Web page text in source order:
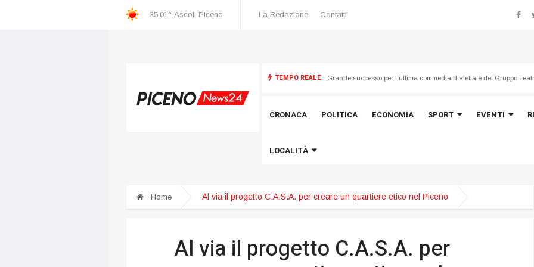
35,01° Ascoli Piceno La Redazione Contatti
TEMPO REALE
CRONACA POLITICA ECONOMIA SPORT EVENTI
LOCALITÀ
Home Al via il progetto C.A.S.A. per creare un quartiere etico nel Piceno
Al via il progetto C.A.S.A. per